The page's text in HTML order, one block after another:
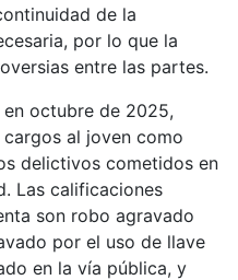
de la
por lo que la
entre las partes.
octubre de 2025,
al joven como
delictivos cometidos en
Las calificaciones
son robo agravado
por el uso de llave
en la vía pública, y